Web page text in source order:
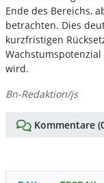
Ende des Bereichs,
betrachten. Dies
kurzfristigen
wird.
Bn-Redaktion/js
Kommentare